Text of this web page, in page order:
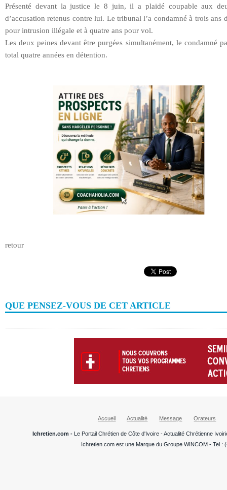
Présenté devant la justice le 8 juin, il a plaidé coupable aux
d’accusation retenus contre lui. Le tribunal l’a condamné à trois ans
pour intrusion illégale et à quatre ans pour vol.
Les deux peines devant être purgées simultanément, le condamné
total quatre années en détention.
retour
QUE PENSEZ-VOUS DE CET ARTICLE
Accueil Actualité Message Orateurs
Ichretien.com - Le Portail Chrétien de Côte d'Ivoire - Actualité Chrétienne
Ichretien.com est une Marque du Groupe WINCOM - Tel :